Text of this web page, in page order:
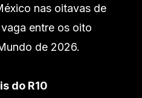
nas oitavas de
entre os oito
de 2026.
do R10